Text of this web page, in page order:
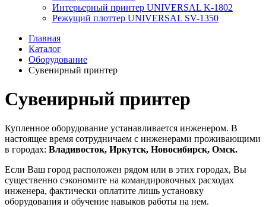
Интерьерный принтер UNIVERSAL K-1802
Режущий плоттер UNIVERSAL SV-1350
Главная
Каталог
Оборудование
Cувенирный принтер
Cувенирный принтер
Купленное оборудование устанавливается инженером. В
настоящее время сотрудничаем с инженерами проживающими
в городах: Владивосток, Иркутск, Новосибирск, Омск.
Если Ваш город расположен рядом или в этих городах, Вы
существенно сэкономите на командировочных расходах
инженера, фактически оплатите лишь установку
оборудования и обучение навыков работы на нем.